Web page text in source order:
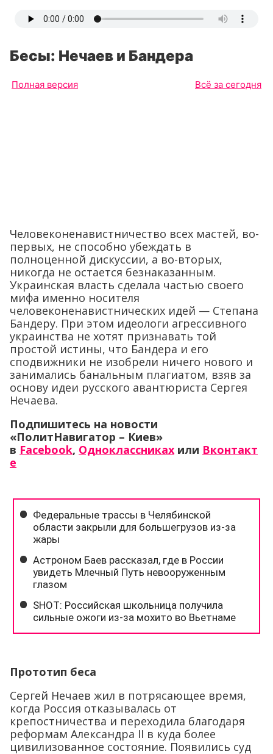
Бесы: Нечаев и Бандера
Полная версия Всё за сегодня
Человеконенавистничество всех мастей, во-
первых, не способно убеждать в
полноценной дискуссии, а во-вторых,
никогда не остается безнаказанным.
Украинская власть сделала частью своего
мифа именно носителя
человеконенавистнических идей — Степана
Бандеру. При этом идеологи агрессивного
украинства не хотят признавать той
простой истины, что Бандера и его
сподвижники не изобрели ничего нового и
занимались банальным плагиатом, взяв за
основу идеи русского авантюриста Сергея
Нечаева.
Подпишитесь на новости
«ПолитНавигатор – Киев»
в Facebook, Одноклассниках или Вконтакт
е
Прототип беса
Сергей Нечаев жил в потрясающее время,
когда Россия отказывалась от
крепостничества и переходила благодаря
реформам Александра ІІ в куда более
цивилизованное состояние. Появились суд